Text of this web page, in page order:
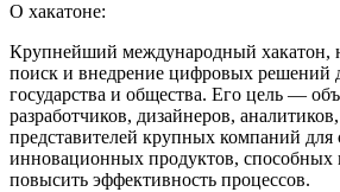
О хакатоне:
Крупнейший международный хакатон,
поиск и внедрение цифровых решений
государства и общества. Его цель —
разработчиков, дизайнеров,
представителей крупных компаний для
инновационных продуктов, способных
повысить эффективность процессов.